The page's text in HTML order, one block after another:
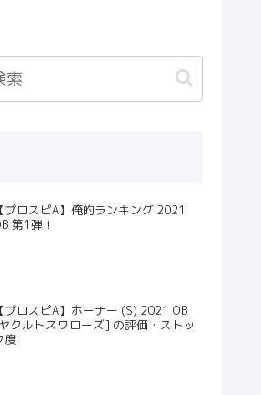
【プロスピA】俺的ランキング 2021
第1弾！
【プロスピA】ホーナー (S) 2021 OB
クルトスワローズ] の評価・ストッ
度